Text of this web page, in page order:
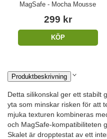
MagSafe - Mocha Mousse
299 kr
KÖP
Produktbeskrivning
Detta silikonskal ger ett stabilt
yta som minskar risken för att
mjuka texturen kombineras
och MagSafe-kompatibiliteten
Skalet är dropptestat av ett